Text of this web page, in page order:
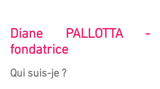
Diane PALLOTTA -
fondatrice
Qui suis-je ?